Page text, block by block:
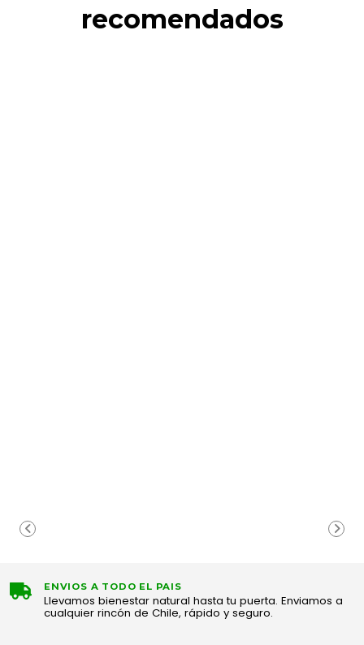
recomendados
ENVIOS A TODO EL PAIS
Llevamos bienestar natural hasta tu puerta. Enviamos a
cualquier rincón de Chile, rápido y seguro.